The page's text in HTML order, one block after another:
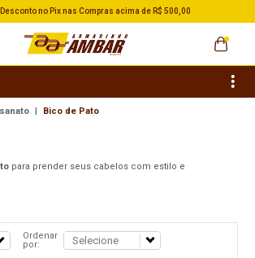
Desconto no Pix nas Compras acima de R$ 500,00
| Bico de Pato
para prender seus cabelos com estilo e
Ordenar
por: